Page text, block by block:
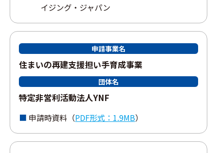
イジング・ジャパン
申請事業名
住まいの再建⽀援担い⼿育成事業
団体名
特定⾮営利活動法⼈YNF
申請時資料（PDF形式：1.9MB）